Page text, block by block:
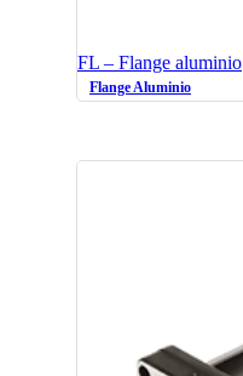
FL – Flange aluminio
Flange Aluminio